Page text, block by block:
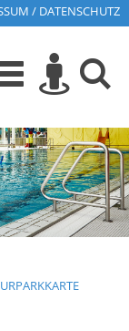
/ DATENSCHUTZ